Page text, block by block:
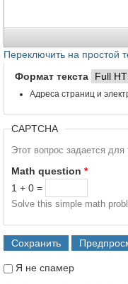
Переключить на простой
Формат текста
Адреса страниц и
CAPTCHA
Этот вопрос задается
Math question *
1 + 0 =
Solve this simple math
Я не спамер